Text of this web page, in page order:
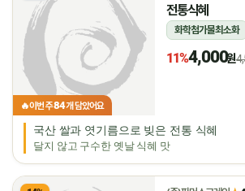
🔥이번 주84개 담았어요
전통식혜
화학첨가물최소화
11%4,000원
국산 쌀과 엿기름으로 빚은 전통 식혜
달지 않고 구수한 옛날 식혜 맛